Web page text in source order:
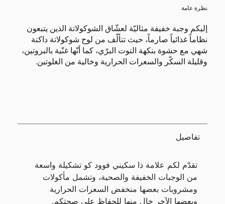
نظرة عامة
إليكم وجبة خفيفة مثاليّة لعشّاق الشوكولاتة الذين يتبعون
نظاماً غذائياً صارماً، حيث تتألّف من لوح شوكولاتة داكنة
شهي مع حشوة بنكهة التوت البرّي، كما أنّها غنّية بالبروتين،
وقليلة السكّر والسعرات الحرارية وخالية من الغلوتين.
تفاصيل
تقدّم لكم علامة ذا سكيني فوود كو تشكيلة واسعة
من الوجبات الخفيفة والصحية، وتشمل مأكولات
ومشروبات بعضها منخفض السعرات الحرارية
وبعضها الآخر خالٍ منها للحفاظ على صحتكم.